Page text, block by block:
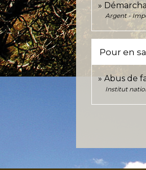
Argent -
Pour en
Abus de
Institut